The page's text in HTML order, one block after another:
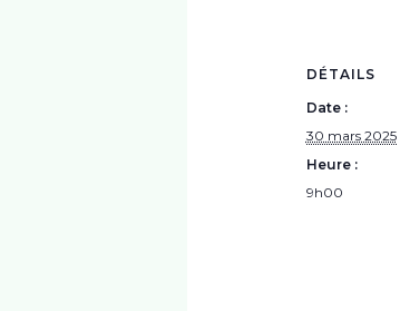
DÉTAILS
Date :
30 mars 2025
Heure :
9h00